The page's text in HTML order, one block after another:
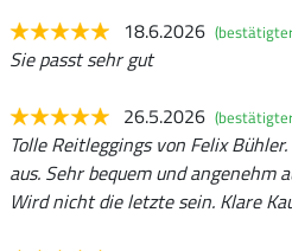
18.6.2026
Sie passt sehr gut
26.5.2026
Tolle Reitleggings von Felix
aus. Sehr bequem und angenehm
Wird nicht die letzte sein. Klare